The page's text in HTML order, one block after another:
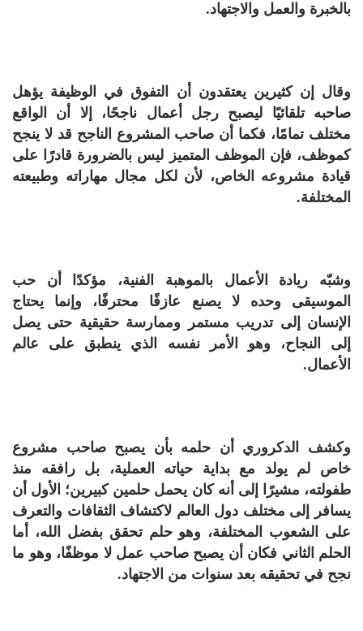
بالخبرة والعمل والاجتهاد.
وقال إن كثيرين يعتقدون أن التفوق في الوظيفة يؤهل
صاحبه تلقائيًا ليصبح رجل أعمال ناجحًا، إلا أن الواقع
مختلف تمامًا، فكما أن صاحب المشروع الناجح قد لا ينجح
كموظف، فإن الموظف المتميز ليس بالضرورة قادرًا على
قيادة مشروعه الخاص، لأن لكل مجال مهاراته وطبيعته
المختلفة.
وشبّه ريادة الأعمال بالموهبة الفنية، مؤكدًا أن حب
الموسيقى وحده لا يصنع عازفًا محترفًا، وإنما يحتاج
الإنسان إلى تدريب مستمر وممارسة حقيقية حتى يصل
إلى النجاح، وهو الأمر نفسه الذي ينطبق على عالم
الأعمال.
وكشف الدكروري أن حلمه بأن يصبح صاحب مشروع
خاص لم يولد مع بداية حياته العملية، بل رافقه منذ
طفولته، مشيرًا إلى أنه كان يحمل حلمين كبيرين؛ الأول أن
يسافر إلى مختلف دول العالم لاكتشاف الثقافات والتعرف
على الشعوب المختلفة، وهو حلم تحقق بفضل الله، أما
الحلم الثاني فكان أن يصبح صاحب عمل لا موظفًا، وهو ما
نجح في تحقيقه بعد سنوات من الاجتهاد.